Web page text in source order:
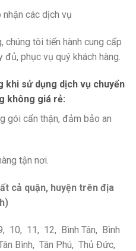
các dịch vụ
chúng tôi tiến hành cung cấp
phục vụ quý khách hàng.
khi sử dụng dịch vụ chuyển
không giá rẻ:
gói cẩn thận, đảm bảo an
tận nơi.
cả quận, huyện trên địa
10, 11, 12, Bình Tân, Bình
Bình, Tân Phú, Thủ Đức,